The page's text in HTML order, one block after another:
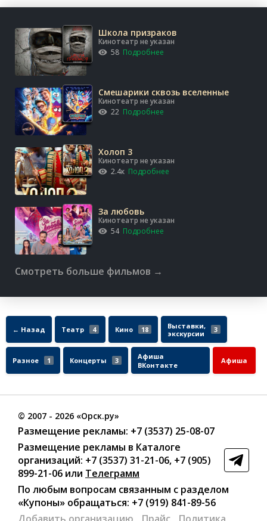
Школа призраков
Кинотеатр не указан
58 Подробнее
Смешарики сквозь вселенные
Кинотеатр не указан
22 Подробнее
Холоп 3
Кинотеатр не указан
2.4к Подробнее
За любовь
Кинотеатр не указан
54 Подробнее
Смотреть больше фильмов →
← Назад Театр 4 Кино 18
Выставки,
экскурсии
3
Разное 1 Концерты 3
Афиша
ВКонтакте
Афиша
© 2007 - 2026 «Орск.ру»
Размещение рекламы: +7 (3537) 25-08-07
Размещение рекламы в Каталоге
организаций: +7 (3537) 31-21-06, +7 (905)
899-21-06 или Телеграмм
По любым вопросам связанным с разделом
«Купоны» обращаться: +7 (919) 841-89-56